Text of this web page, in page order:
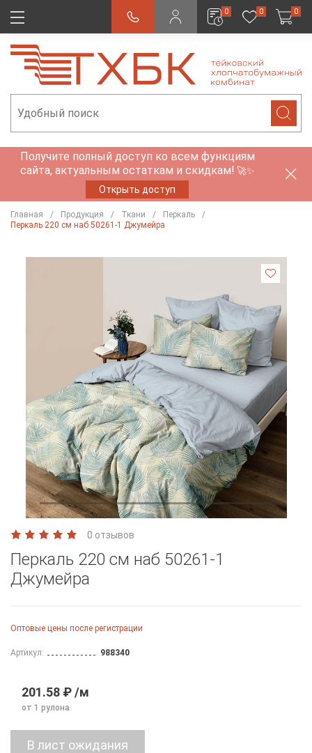
0 0 0
Получите полный доступ ко всем функциям
сайта, актуальным остаткам и скидкам! 🚀✨
Открыть доступ
Главная Продукция Ткани
Перкаль
Перкаль 220 см наб 50261-1 Джумейра
0 отзывов
Перкаль 220 см наб 50261-1
Джумейра
Оптовые цены после регистрации
Артикул: 988340
201.58 ₽ /м
от 1 рулона